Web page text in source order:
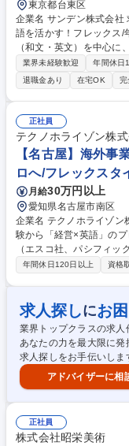
東京都台東区
企業名 サンデン株式会社 求人名 【上野/法務担当(契約審査)】英語・中国
語を活かす！フレックス/年休124日 仕事の内容 法務
（和文・英文）を中心
どの法務実務全般をお任
国際法務で活躍できる環境です。 【詳細】(1)契約審査
の契約書作成（業務の8
ライアンス：資料作成、
の対応など解決に向けた
務の魅力】グローバル企
ど国際法務の経験を積み、法的
法務担当(契約審査)】英
業界未経験歓迎 年間休日
退職金あり
在宅OK 完
正社員
テクノホライゾン株
【名古屋】海外事
ロへ/フレックスタ
月給30万円以上
愛知県名古屋市南区
企業名 テクノホライゾン株式会社 求人名 【名古屋】
験から「経営×英語」のプロへ/フレ
（エスコ社、パシフィ
当として、本社と現地の
ジ・コミュニケーション
よび本社関連部署（経理
ト：現地の課題（労務・
出張・現地アテンド：対
援：M&Aを実施した企業のグループ化を
業推進／未経験から「経
年間休日120日以上 資格
求人探しにお
業界トップクラスの求人
あなたの力を最大限に発
求人探しをお手伝いしま
アドバイザーに相
正社員
株式会社昭栄美術